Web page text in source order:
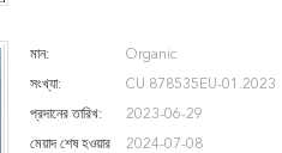
মান: Organic
সংখ্যা: CU 878535EU-01.2023
প্রদানের তারিখ: 2023-06-29
মেয়াদ শেষ হওয়ার
2024-07-08